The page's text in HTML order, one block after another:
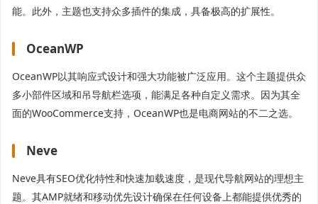
能。此外，主题也支持众多插件的集成，具备极高的扩展性。
OceanWP
OceanWP以其响应式设计和强大功能被广泛应用。这个主题提供众
多小部件区域和吊导航栏选项，能满足各种自定义需求。因为其全
面的WooCommerce支持，OceanWP也是电商网站的不二之选。
Neve
Neve具有SEO优化特性和快速加载速度，是现代导航网站的理想主
题。其AMP就绪和移动优先设计确保在任何设备上都能提供优秀的